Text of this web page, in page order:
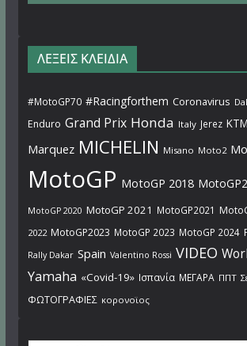
ΛΕΞΕΙΣ ΚΛΕΙΔΙΑ
#MotoGP70 #Racingforthem Coronavirus
Enduro Grand Prix Honda Italy Jerez KTM
Marquez MICHELIN Misano Moto2
MotoGP MotoGP 2018
MotoGP 2020 MotoGP 2021 MotoGP2021
2022 MotoGP2023 MotoGP 2023 MotoGP 2024
Rally Dakar Spain Valentino Rossi VIDEO
Yamaha «Covid-19» Ισπανία ΜΕΓΑΡΑ ΠΠΤ
ΦΩΤΟΓΡΑΦΙΕΣ κορονοϊος